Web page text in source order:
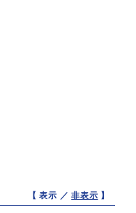
【 表示 ／非表示 】